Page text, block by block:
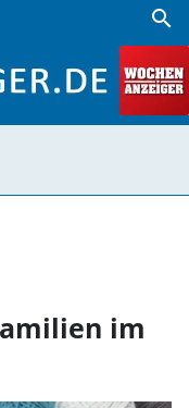
search
im